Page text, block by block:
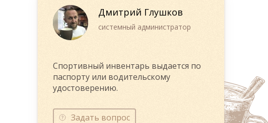
Дмитрий Глушков
системный администратор
Спортивный инвентарь выдается по
паспорту или водительскому
удостоверению.
Задать вопрос